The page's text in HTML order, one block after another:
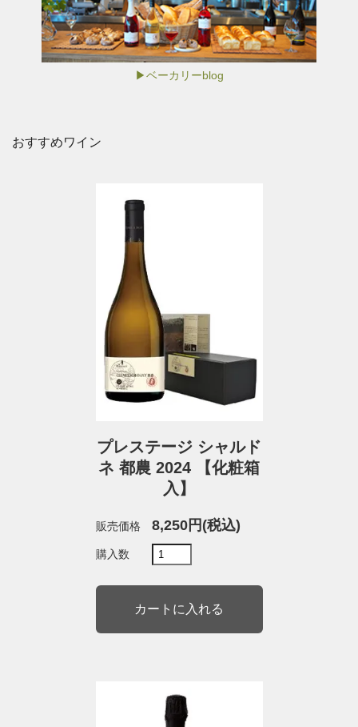
▶ベーカリーblog
おすすめワイン
プレステージ シャルド
ネ 都農 2024 【化粧箱
入】
販売価格 8,250円(税込)
購入数